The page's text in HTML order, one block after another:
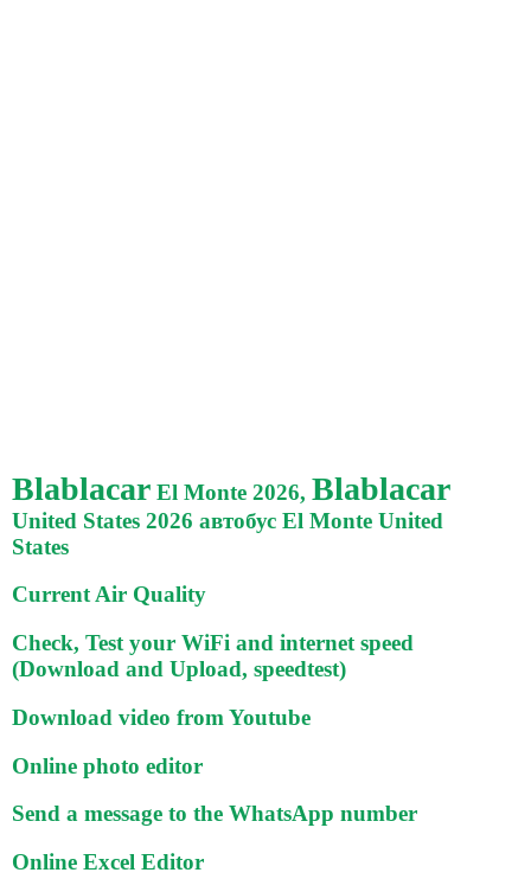
Blablacar El Monte 2026, Blablacar
United States 2026 автобус El Monte United
States
Current Air Quality
Check, Test your WiFi and internet speed
(Download and Upload, speedtest)
Download video from Youtube
Online photo editor
Send a message to the WhatsApp number
Online Excel Editor